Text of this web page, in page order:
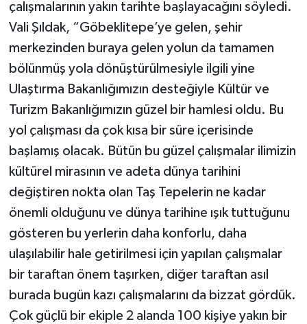
çalışmalarının yakın tarihte başlayacağını söyledi.
Vali Şıldak, “Göbeklitepe’ye gelen, şehir
merkezinden buraya gelen yolun da tamamen
bölünmüş yola dönüştürülmesiyle ilgili yine
Ulaştırma Bakanlığımızın desteğiyle Kültür ve
Turizm Bakanlığımızın güzel bir hamlesi oldu. Bu
yol çalışması da çok kısa bir süre içerisinde
başlamış olacak. Bütün bu güzel çalışmalar ilimizin
kültürel mirasının ve adeta dünya tarihini
değiştiren nokta olan Taş Tepelerin ne kadar
önemli olduğunu ve dünya tarihine ışık tuttuğunu
gösteren bu yerlerin daha konforlu, daha
ulaşılabilir hale getirilmesi için yapılan çalışmalar
bir taraftan önem taşırken, diğer taraftan asıl
burada bugün kazı çalışmalarını da bizzat gördük.
Çok güçlü bir ekiple 2 alanda 100 kişiye yakın bir